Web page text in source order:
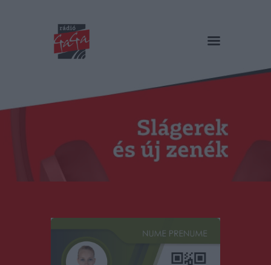
RÁDIÓ GAGA
Műsorok
Duma Duba
Podcast és videók
Stáb
Kapcsolat